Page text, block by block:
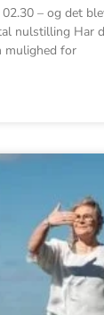
– og det
nulstilling Har
mulighed for